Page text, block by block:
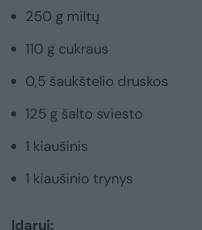
250 g miltų
110 g cukraus
0,5 šaukštelio druskos
125 g šalto sviesto
1 kiaušinis
1 kiaušinio trynys
Įdarui: